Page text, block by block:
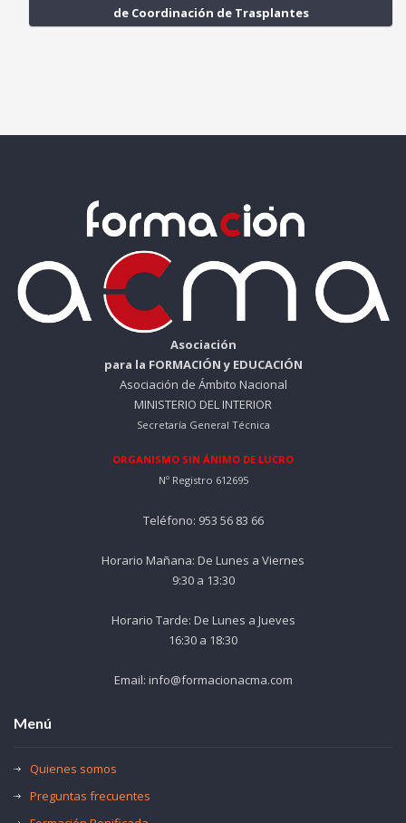
de Coordinación de Trasplantes
Asociación
para la FORMACIÓN y EDUCACIÓN
Asociación de Ámbito Nacional
MINISTERIO DEL INTERIOR
Secretaría General Técnica
ORGANISMO SIN ÁNIMO DE LUCRO
Nº Registro 612695
Teléfono: 953 56 83 66
Horario Mañana: De Lunes a Viernes
9:30 a 13:30
Horario Tarde: De Lunes a Jueves
16:30 a 18:30
Email: info@formacionacma.com
Menú
Quienes somos
Preguntas frecuentes